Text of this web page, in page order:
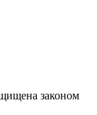
законом